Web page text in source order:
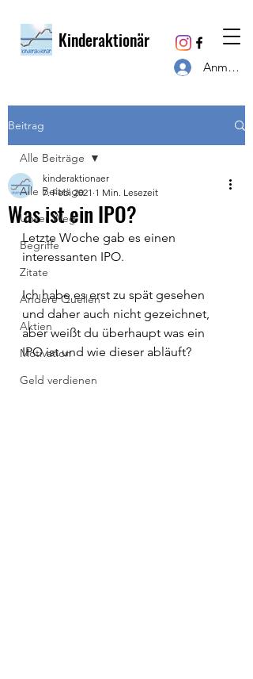
Kinderaktionär
Anmelden
Beitrag
Alle Beiträge
Unser Weg
Begriffe
Zitate
Andere Quellen
Aktien
Motivation
Geld verdienen
Alle Beiträge
Was ist ein IPO?
kinderaktionaer
7. Feb. 2021 1 Min. Lesezeit
Letzte Woche gab es einen
interessanten IPO. ⁣
Ich habe es erst zu spät gesehen
und daher auch nicht gezeichnet,
aber weißt du überhaupt was ein
IPO ist und wie dieser abläuft? ⁣